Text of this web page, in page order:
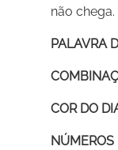
não chega.
PALAVRA
COR DO
NÚMEROS